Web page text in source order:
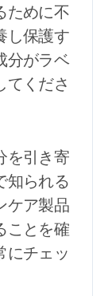
ために不
し保護す
分がラベ
てくださ
を引き寄
知られる
ケア製品
ことを確
にチェッ